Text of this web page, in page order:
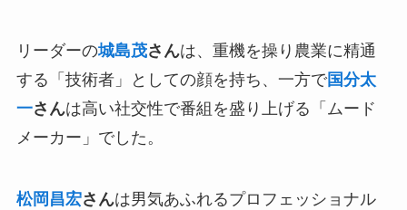
リーダーの城島茂さんは、重機を操り農業に精通
する「技術者」としての顔を持ち、一方で国分太
一さんは高い社交性で番組を盛り上げる「ムード
メーカー」でした。
松岡昌宏さんは男気あふれるプロフェッショナル